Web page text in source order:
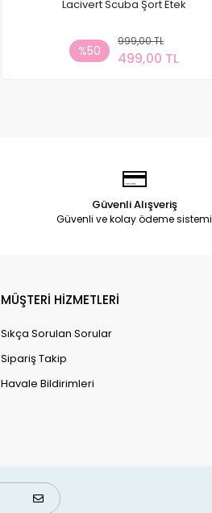
Lacivert Scuba Şort Etek
%50
999,00 TL
499,00 TL
Sepete Ekle
Güvenli Alışveriş
Güvenli ve kolay ödeme sistemi
MÜŞTERİ HİZMETLERİ
Sıkça Sorulan Sorular
Sipariş Takip
Havale Bildirimleri